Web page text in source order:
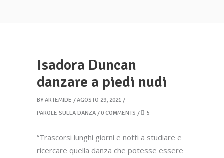
Isadora Duncan
danzare a piedi nudi
BY ARTEMIDE
AGOSTO 29, 2021
PAROLE SULLA DANZA
0 COMMENTS 5
“Trascorsi lunghi giorni e notti a studiare e
ricercare quella danza che potesse essere